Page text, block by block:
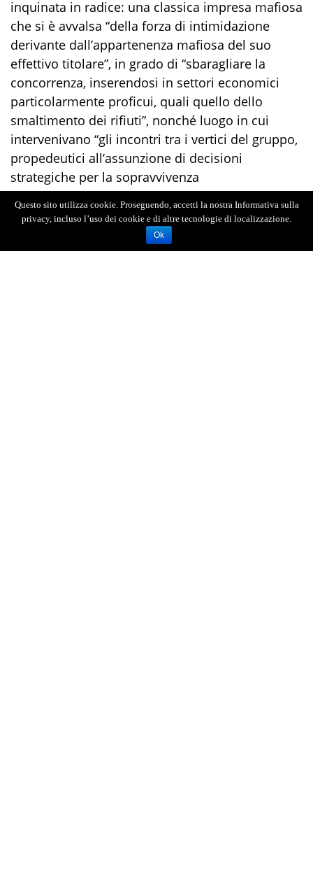
inquinata in radice: una classica impresa mafiosa
che si è avvalsa “della forza di intimidazione
derivante dall’appartenenza mafiosa del suo
effettivo titolare”, in grado di “sbaragliare la
concorrenza, inserendosi in settori economici
particolarmente proficui, quali quello dello
smaltimento dei rifiuti”, nonché luogo in cui
intervenivano “gli incontri tra i vertici del gruppo,
propedeutici all’assunzione di decisioni
strategiche per la sopravvivenza
dell’associazione”.
La riqualificazione dei redditi percepiti così
operata consentiva, quindi, di dimostrare una
Questo sito utilizza cookie. Proseguendo, accetti la nostra Informativa sulla
privacy, incluso l’uso dei cookie e di altre tecnologie di localizzazione.
Ok